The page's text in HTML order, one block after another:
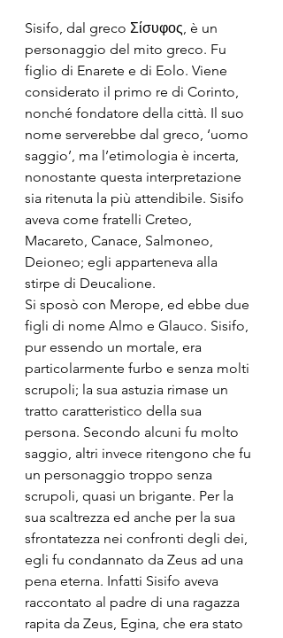
Sisifo, dal greco Σίσυφος, è un
personaggio del mito greco. Fu
figlio di Enarete e di Eolo. Viene
considerato il primo re di Corinto,
nonché fondatore della città. Il suo
nome serverebbe dal greco, ‘uomo
saggio’, ma l’etimologia è incerta,
nonostante questa interpretazione
sia ritenuta la più attendibile. Sisifo
aveva come fratelli Creteo,
Macareto, Canace, Salmoneo,
Deioneo; egli apparteneva alla
stirpe di Deucalione.
Si sposò con Merope, ed ebbe due
figli di nome Almo e Glauco. Sisifo,
pur essendo un mortale, era
particolarmente furbo e senza molti
scrupoli; la sua astuzia rimase un
tratto caratteristico della sua
persona. Secondo alcuni fu molto
saggio, altri invece ritengono che fu
un personaggio troppo senza
scrupoli, quasi un brigante. Per la
sua scaltrezza ed anche per la sua
sfrontatezza nei confronti degli dei,
egli fu condannato da Zeus ad una
pena eterna. Infatti Sisifo aveva
raccontato al padre di una ragazza
rapita da Zeus, Egina, che era stato